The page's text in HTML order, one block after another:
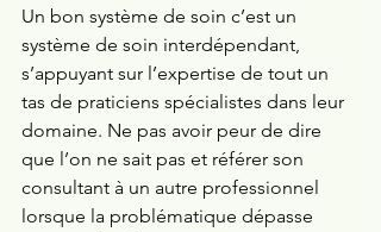
Un bon système de soin c’est un
système de soin interdépendant,
s’appuyant sur l’expertise de tout un
tas de praticiens spécialistes dans leur
domaine. Ne pas avoir peur de dire
que l’on ne sait pas et référer son
consultant à un autre professionnel
lorsque la problématique dépasse